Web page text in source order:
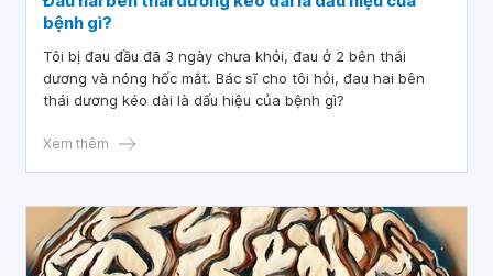
bệnh gì?
Tôi bị đau đầu đã 3 ngày chưa khỏi, đau ở 2 bên thái
dương và nóng hốc mắt. Bác sĩ cho tôi hỏi, đau hai bên
thái dương kéo dài là dấu hiệu của bệnh gì?
Xem thêm